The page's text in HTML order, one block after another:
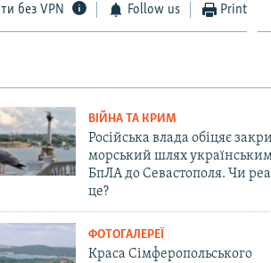
без VPN Follow us Print
ВІЙНА ТА КРИМ
Російська влада обіцяє
морський шлях
БпЛА до Севастополя. Чи
це?
ФОТОГАЛЕРЕЇ
Краса Сімферопольського